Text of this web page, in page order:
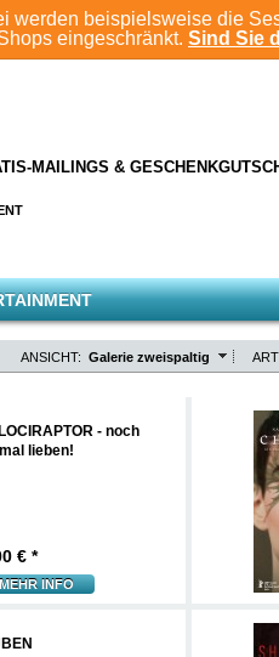
beispielsweise die
eingeschränkt. Sind Sie
MAILINGS &
ANSICHT: Galerie zweispaltig
- noch
lieben!
€ *
MEHR INFO